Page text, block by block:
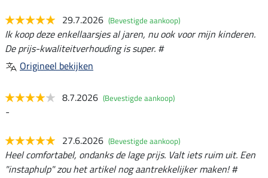
29.7.2026 (Bevestigde aankoop)
Ik koop deze enkellaarsjes al jaren, nu ook voor mijn kinderen.
De prijs-kwaliteitverhouding is super. #
Origineel bekijken
8.7.2026 (Bevestigde aankoop)
-
27.6.2026 (Bevestigde aankoop)
Heel comfortabel, ondanks de lage prijs. Valt iets ruim uit. Een
"instaphulp" zou het artikel nog aantrekkelijker maken! #